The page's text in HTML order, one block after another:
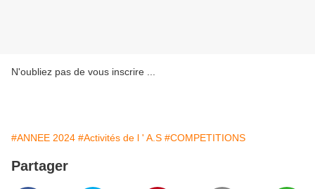
N'oubliez pas de vous inscrire ...
#ANNEE 2024 #Activités de l ' A.S #COMPETITIONS
Partager